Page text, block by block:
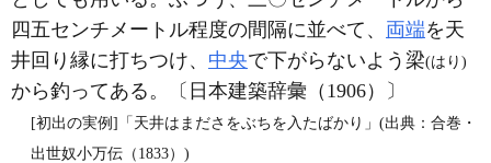
四五センチメートル程度の間隔に並べて、 両端を天
井回り縁に打ちつけ、 中央で下がらないよう梁(はり)
から釣ってある。〔日本建築辞彙（1906）〕
[初出の実例]「天井はまださをぶちを入たばかり」(出典：合巻・
出世奴小万伝（1833）)